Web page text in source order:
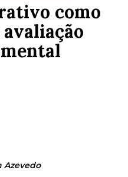
como
Azevedo